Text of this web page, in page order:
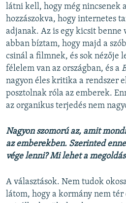
látni kell, hogy még nincsenek
hozzászokva, hogy internetes
adjanak. Az is egy kicsit benne
abban bíztam, hogy majd a
csinál a filmnek, és sok nézője
félelem van az országban, és a
nagyon éles kritika a rendszer
posztolnak róla az emberek.
az organikus terjedés nem
Nagyon szomorú az, amit
az emberekben. Szerinted
vége lenni? Mi lehet a
A választások. Nem tudok
látom, hogy a kormány nem tér